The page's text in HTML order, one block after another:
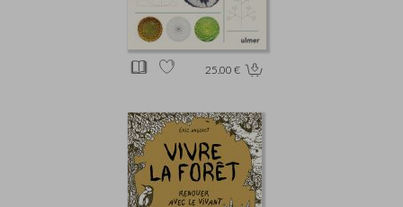
25.00 €